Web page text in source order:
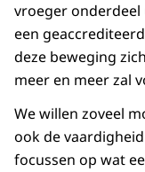
vroeger onderdeel
een
deze beweging
meer en meer zal
We willen zoveel
ook de
focussen op wat